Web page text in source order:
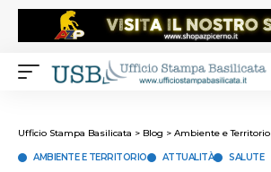
Ufficio Stampa Basilicata > Blog > Ambiente e Territorio
AMBIENTE E TERRITORIO ATTUALITÀ SALUTE